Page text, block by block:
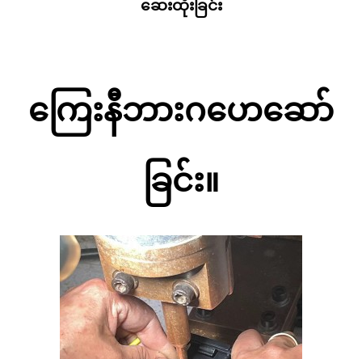
ဆေးထိုးခြင်း
ကြေးနီဘားဂဟေဆော်
ခြင်း။